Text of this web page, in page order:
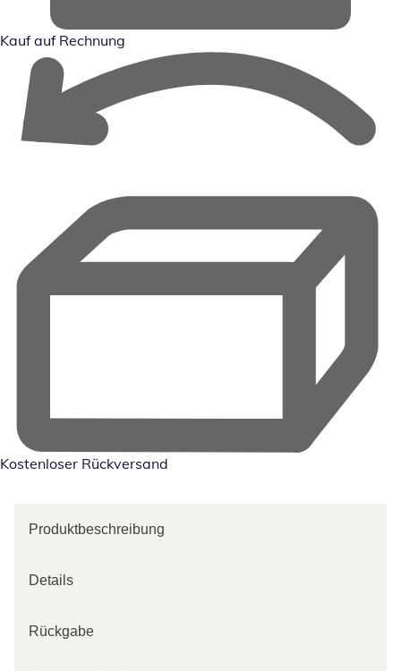
Kauf auf Rechnung
Kostenloser Rückversand
Produktbeschreibung
Details
Rückgabe